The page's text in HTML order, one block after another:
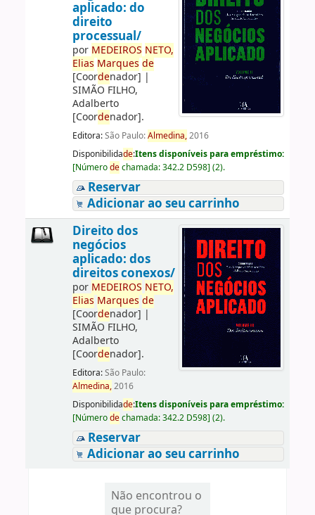
aplicado: do
direito
processual/
por MEDEIROS NETO,
Elias Marques de
[Coordenador] |
SIMÃO FILHO,
Adalberto
[Coordenador].
Editora:São Paulo:Almedina,2016
Disponibilidade:Itens disponíveis para empréstimo:
[Númerodechamada:342.2 D598] (2).
Reservar
Adicionar ao seu carrinho
Direito dos
negócios
aplicado: dos
direitos conexos/
por MEDEIROS NETO,
Elias Marques de
[Coordenador] |
SIMÃO FILHO,
Adalberto
[Coordenador].
Editora:São Paulo:
Almedina,2016
Disponibilidade:Itens disponíveis para empréstimo:
[Númerodechamada:342.2 D598] (2).
Reservar
Adicionar ao seu carrinho
Não encontrou o
que procura?